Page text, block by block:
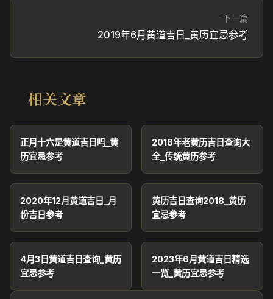
下一篇
2019年6月黄道吉日_黄历宜忌参考
相关文章
正月十六是黄道吉日吗_黄
历宜忌参考
2018年老黄历吉日查询大
全_传统黄历参考
2020年12月黄道吉日_月
份吉日参考
黄历吉日查询2018_黄历
宜忌参考
4月3日黄道吉日查询_黄历
宜忌参考
2023年6月黄道吉日精选
一览_黄历宜忌参考